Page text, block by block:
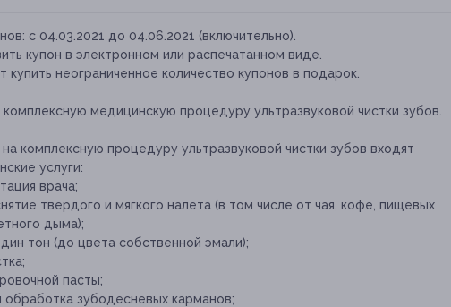
с 04.03.2021 до 04.06.2021 (включительно).
купон в электронном или распечатанном виде.
неограниченное количество купонов в подарок.
медицинскую процедуру ультразвуковой чистки зубов.
комплексную процедуру ультразвуковой чистки зубов входят
услуги:
врача;
твердого и мягкого налета (в том числе от чая, кофе, пищевых
дыма);
тон (до цвета собственной эмали);
пасты;
зубодесневых карманов;